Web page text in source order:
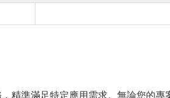
精準滿足特定應用需求。無論您的專